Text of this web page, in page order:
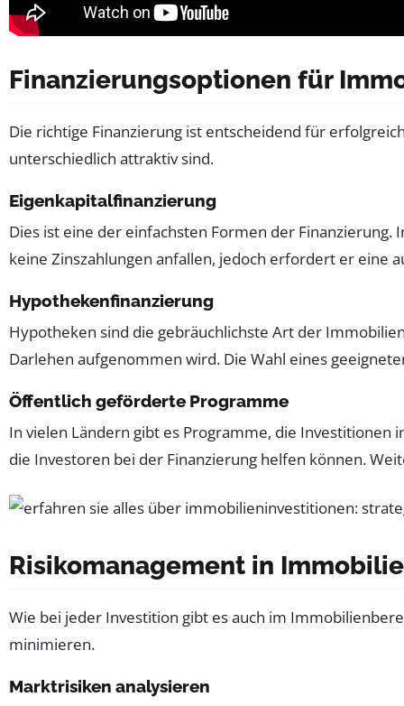
Finanzierungsoptionen für
Die richtige Finanzierung ist entscheidend für
unterschiedlich attraktiv sind.
Eigenkapitalfinanzierung
Dies ist eine der einfachsten Formen der
keine Zinszahlungen anfallen, jedoch erfordert er eine
Hypothekenfinanzierung
Hypotheken sind die gebräuchlichste Art der
Darlehen aufgenommen wird. Die Wahl eines
Öffentlich geförderte Programme
In vielen Ländern gibt es Programme, die
die Investoren bei der Finanzierung helfen können.
Risikomanagement in
Wie bei jeder Investition gibt es auch im
minimieren.
Marktrisiken analysieren